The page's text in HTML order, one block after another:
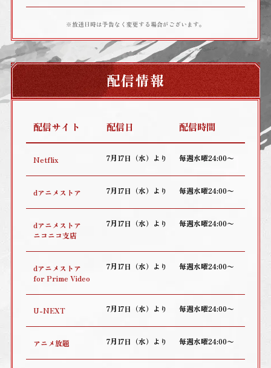
※放送日時は予告なく変更する場合がございます。
配信情報
配信サイト 配信日 配信時間
Netflix 7月17日（水）より 毎週水曜24:00〜
dアニメストア 7月17日（水）より 毎週水曜24:00〜
dアニメストア
ニコニコ支店
7月17日（水）より 毎週水曜24:00〜
dアニメストア
for Prime Video
7月17日（水）より 毎週水曜24:00〜
U-NEXT 7月17日（水）より 毎週水曜24:00〜
アニメ放題 7月17日（水）より 毎週水曜24:00〜